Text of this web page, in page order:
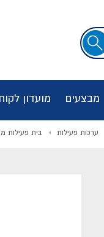
חיפוש
מבצעים מועדון
ערכות פעילות בית פעילות